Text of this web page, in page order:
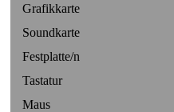
Grafikkarte
Soundkarte
Festplatte/n
Tastatur
Maus